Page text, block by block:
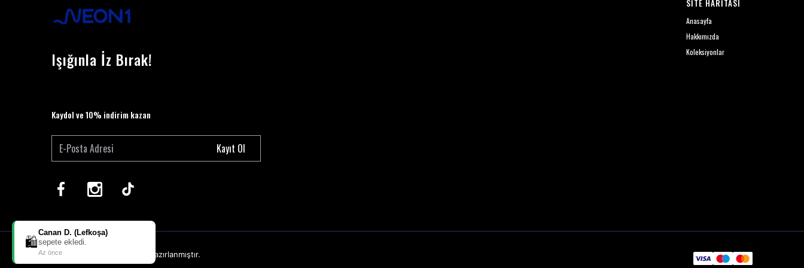
Işığınla İz Bırak!
Kaydol ve 10% indirim kazan
Kayıt Ol
SİTE HARİTASI
Anasayfa
Hakkımızda
Koleksiyonlar
ikas Altyapısı ile Hazırlanmıştır.
🛍️
Canan D. (Lefkoşa)
sepete ekledi.
Az önce